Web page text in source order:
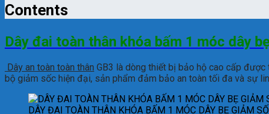
Contents
Dây đai toàn thân khóa bấm 1 móc dây
Dây an toàn toàn thân GB3 là dòng thiết bị bảo hộ cao cấp
bộ giảm sốc hiện đại, sản phẩm đảm bảo an toàn tối đa và sự
DÂY ĐAI TOÀN THÂN KHÓA BẤM 1 MÓC DÂY BẸ GIẢM